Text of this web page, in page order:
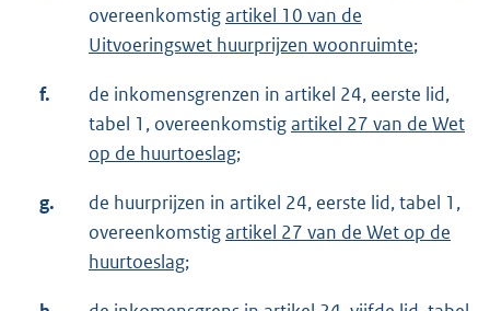
overeenkomstigartikel 10 van de
Uitvoeringswet huurprijzen woonruimte;
f.
de inkomensgrenzen in artikel 24, eerste lid,
tabel 1, overeenkomstigartikel 27 van de Wet
op de huurtoeslag;
g.
de huurprijzen in artikel 24, eerste lid, tabel 1,
overeenkomstigartikel 27 van de Wet op de
huurtoeslag;